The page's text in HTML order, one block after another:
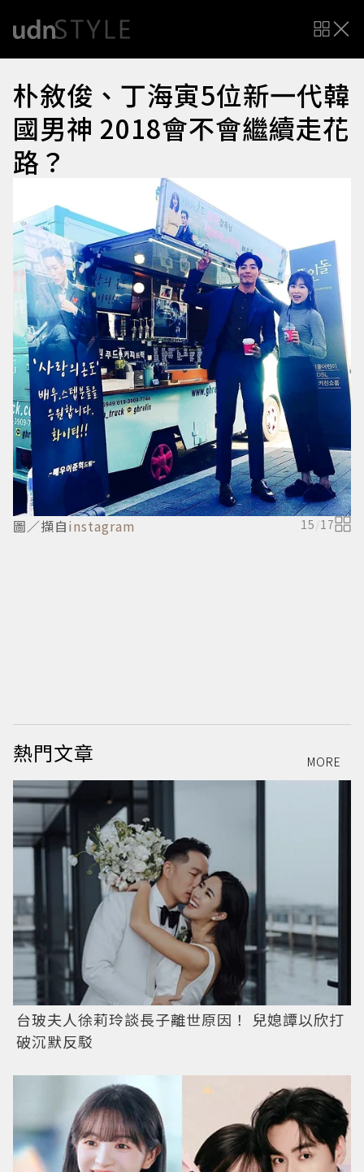
朴敘俊、丁海寅5位新一代韓
國男神 2018會不會繼續走花
路？
圖／擷自instagram 15/17
熱門文章 MORE
台玻夫人徐莉玲談長子離世原因！ 兒媳譚以欣打
破沉默反駁